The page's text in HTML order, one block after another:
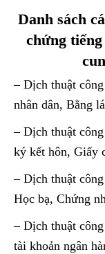
Danh sách
chứng
– Dịch thuật
nhân dân, Bằng
– Dịch thuật
ký kết hôn, Giấy
– Dịch thuật
Học bạ, Chứng
– Dịch thuật
tài khoản ngân